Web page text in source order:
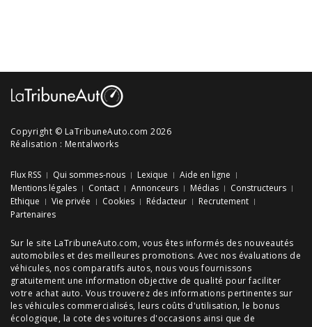
Copyright © LaTribuneAuto.com 2026
Réalisation : Mentalworks
Flux RSS Qui sommes-nous Lexique
Aide en ligne
Mentions légales
Contact Annonceurs Médias
Constructeurs
Ethique
Vie privée Cookies Rédacteur
Recrutement
Partenaires
Sur le site LaTribuneAuto.com, vous êtes informés des nouveautés
automobiles et des meilleures promotions. Avec nos évaluations de
véhicules, nos comparatifs autos, nous vous fournissons
gratuitement une information objective de qualité pour faciliter
votre achat auto. Vous trouverez des informations pertinentes sur
les véhicules commercialisés, leurs coûts d'utilisation, le bonus
écologique, la cote des voitures d'occasions ainsi que de